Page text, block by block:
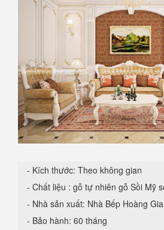
- Kích thước: Theo không gian
- Chất liệu : gỗ tự nhiên gỗ Sồi Mỹ
- Nhà sản xuất: Nhà Bếp Hoàng Gia
- Bảo hành: 60 tháng